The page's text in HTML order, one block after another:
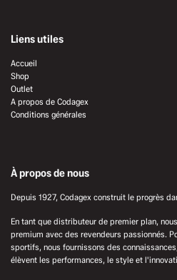
Liens utiles
Accueil
Shop
Outlet
A propos de Codagex
Conditions générales
À propos de nous
Depuis 1927, Codagex construit le progrès
En tant que distributeur de premier plan,
premium avec des revendeurs passionnés.
sportifs, nous fournissons des
élèvent les performances, le style et